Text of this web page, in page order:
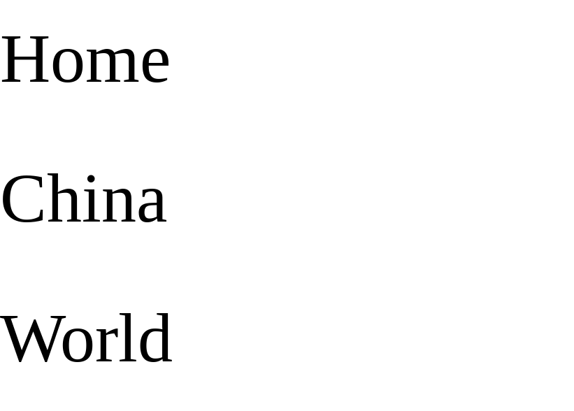
Home
China
World